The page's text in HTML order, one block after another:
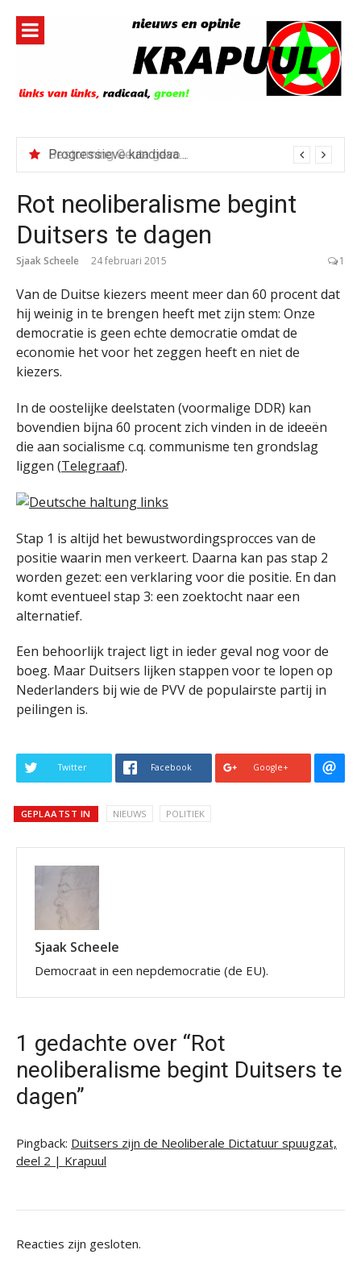
inhoud
Progressieve kandidaat El-Sayed senaatskandidaat MichiganBestorming Ceuta gevolg van op sociale media verspreide hoax?
Rot neoliberalisme begint
Duitsers te dagen
Sjaak Scheele 24 februari 2015 1
Van de Duitse kiezers meent meer dan 60 procent dat
hij weinig in te brengen heeft met zijn stem: Onze
democratie is geen echte democratie omdat de
economie het voor het zeggen heeft en niet de
kiezers.
In de oostelijke deelstaten (voormalige DDR) kan
bovendien bijna 60 procent zich vinden in de ideeën
die aan socialisme c.q. communisme ten grondslag
liggen (Telegraaf).
Stap 1 is altijd het bewustwordingsprocces van de
positie waarin men verkeert. Daarna kan pas stap 2
worden gezet: een verklaring voor die positie. En dan
komt eventueel stap 3: een zoektocht naar een
alternatief.
Een behoorlijk traject ligt in ieder geval nog voor de
boeg. Maar Duitsers lijken stappen voor te lopen op
Nederlanders bij wie de PVV de populairste partij in
peilingen is.
Twitter Facebook Google+
GEPLAATST IN NIEUWS POLITIEK
Sjaak Scheele
Democraat in een nepdemocratie (de EU).
1 gedachte over “Rot
neoliberalisme begint Duitsers te
dagen”
Pingback: Duitsers zijn de Neoliberale Dictatuur spuugzat,
deel 2 | Krapuul
Reacties zijn gesloten.